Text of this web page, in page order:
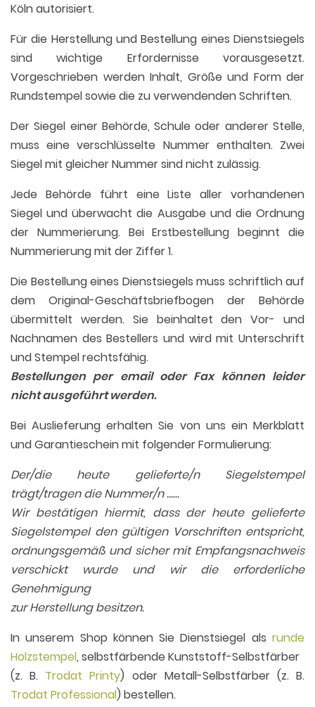
Köln autorisiert.
Für die Herstellung und Bestellung eines Dienstsiegels
sind wichtige Erfordernisse vorausgesetzt.
Vorgeschrieben werden Inhalt, Größe und Form der
Rundstempel sowie die zu verwendenden Schriften.
Der Siegel einer Behörde, Schule oder anderer Stelle,
muss eine verschlüsselte Nummer enthalten. Zwei
Siegel mit gleicher Nummer sind nicht zulässig.
Jede Behörde führt eine Liste aller vorhandenen
Siegel und überwacht die Ausgabe und die Ordnung
der Nummerierung. Bei Erstbestellung beginnt die
Nummerierung mit der Ziffer 1.
Die Bestellung eines Dienstsiegels muss schriftlich auf
dem Original-Geschäftsbriefbogen der Behörde
übermittelt werden. Sie beinhaltet den Vor- und
Nachnamen des Bestellers und wird mit Unterschrift
und Stempel rechtsfähig.
Bestellungen per email oder Fax können leider
nicht ausgeführt werden.
Bei Auslieferung erhalten Sie von uns ein Merkblatt
und Garantieschein mit folgender Formulierung:
Der/die heute gelieferte/n Siegelstempel
trägt/tragen die Nummer/n ......
Wir bestätigen hiermit, dass der heute gelieferte
Siegelstempel den gültigen Vorschriften entspricht,
ordnungsgemäß und sicher mit Empfangsnachweis
verschickt wurde und wir die erforderliche
Genehmigung
zur Herstellung besitzen.
In unserem Shop können Sie Dienstsiegel als runde
Holzstempel, selbstfärbende Kunststoff-Selbstfärber
(z. B. Trodat Printy) oder Metall-Selbstfärber (z. B.
Trodat Professional) bestellen.